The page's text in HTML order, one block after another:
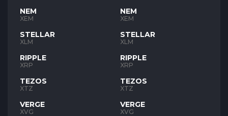
NEM
XEM
STELLAR
XLM
RIPPLE
XRP
TEZOS
XTZ
VERGE
XVG
NEM
XEM
STELLAR
XLM
RIPPLE
XRP
TEZOS
XTZ
VERGE
XVG